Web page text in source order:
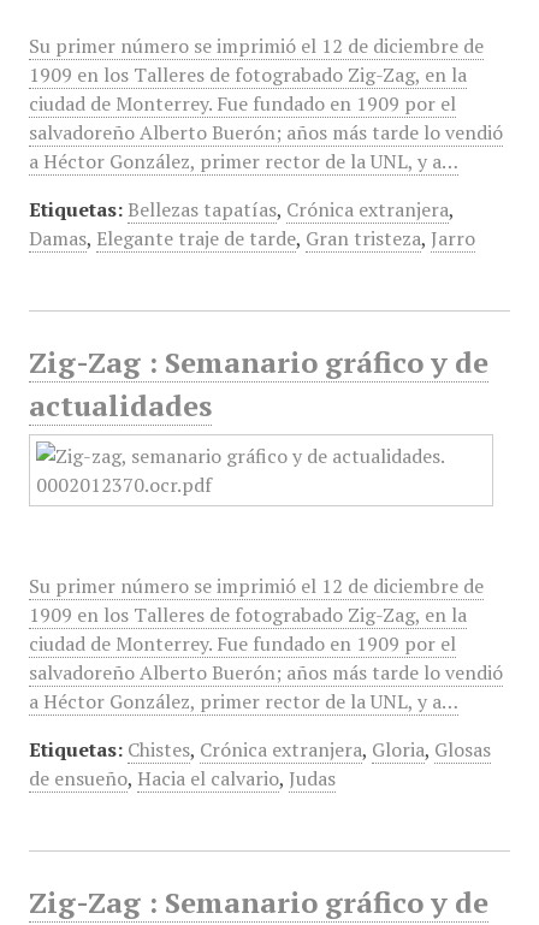
Su primer número se imprimió el 12 de diciembre de
1909 en los Talleres de fotograbado Zig-Zag, en la
ciudad de Monterrey. Fue fundado en 1909 por el
salvadoreño Alberto Buerón; años más tarde lo vendió
a Héctor González, primer rector de la UNL, y a…
Etiquetas: Bellezas tapatías, Crónica extranjera,
Damas, Elegante traje de tarde, Gran tristeza, Jarro
Zig-Zag : Semanario gráfico y de
actualidades
Su primer número se imprimió el 12 de diciembre de
1909 en los Talleres de fotograbado Zig-Zag, en la
ciudad de Monterrey. Fue fundado en 1909 por el
salvadoreño Alberto Buerón; años más tarde lo vendió
a Héctor González, primer rector de la UNL, y a…
Etiquetas: Chistes, Crónica extranjera, Gloria, Glosas
de ensueño, Hacia el calvario, Judas
Zig-Zag : Semanario gráfico y de